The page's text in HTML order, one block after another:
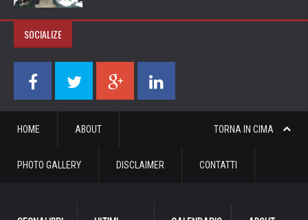
SOCIALIZE
TORNA IN CIMA
HOME ABOUT
PHOTO GALLERY DISCLAIMER CONTATTI